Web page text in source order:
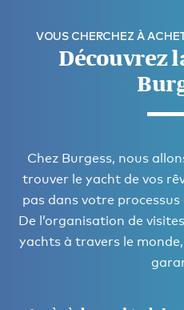
VOUS CHERCHEZ À
Découvrez
Chez Burgess, nous
trouver le yacht de vos
pas dans votre processus
De l’organisation de
yachts à travers le